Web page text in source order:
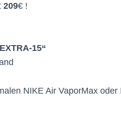
209€ !
15“
NIKE Air VaporMax